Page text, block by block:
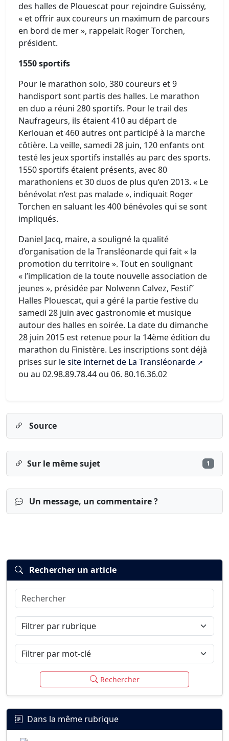
des halles de Plouescat pour rejoindre Guissény,
« et offrir aux coureurs un maximum de parcours
en bord de mer », rappelait Roger Torchen,
président.
1550 sportifs
Pour le marathon solo, 380 coureurs et 9
handisport sont partis des halles. Le marathon
en duo a réuni 280 sportifs. Pour le trail des
Naufrageurs, ils étaient 410 au départ de
Kerlouan et 460 autres ont participé à la marche
côtière. La veille, samedi 28 juin, 120 enfants ont
testé les jeux sportifs installés au parc des sports.
1550 sportifs étaient présents, avec 80
marathoniens et 30 duos de plus qu’en 2013. « Le
bénévolat n’est pas malade », indiquait Roger
Torchen en saluant les 400 bénévoles qui se sont
impliqués.
Daniel Jacq, maire, a souligné la qualité
d’organisation de la Transléonarde qui fait « la
promotion du territoire ». Tout en soulignant
« l’implication de la toute nouvelle association de
jeunes », présidée par Nolwenn Calvez, Festif’
Halles Plouescat, qui a géré la partie festive du
samedi 28 juin avec gastronomie et musique
autour des halles en soirée. La date du dimanche
28 juin 2015 est retenue pour la 14ème édition du
marathon du Finistère. Les inscriptions sont déjà
prises sur le site internet de La Transléonarde
ou au 02.98.89.78.44 ou 06. 80.16.36.02
Source
Sur le même sujet 1
Un message, un commentaire ?
Connexion
Rechercher un article
Rechercher
Filtrer par rubrique
Filtrer par mot-clé
Rechercher
Dans la même rubrique